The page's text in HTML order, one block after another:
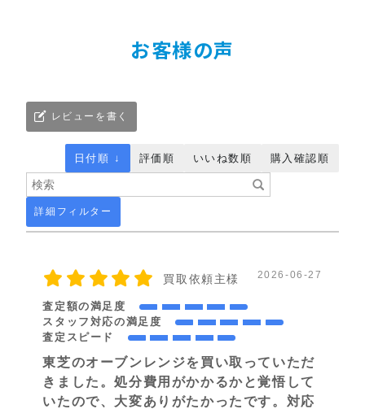
お客様の声
レビューを書く
詳細フィルター
日付順 ↓ 評価順 いいね数順 購入確認順
買取依頼主様 2026-06-27
査定額の満足度
スタッフ対応の満足度
査定スピード
東芝のオーブンレンジを買い取っていただ
きました。処分費用がかかるかと覚悟して
いたので、大変ありがたかったです。対応